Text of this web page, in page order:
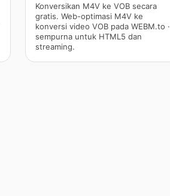
Konversikan M4V ke VOB secara
gratis. Web-optimasi M4V ke
konversi video VOB pada WEBM.to ·
sempurna untuk HTML5 dan
streaming.